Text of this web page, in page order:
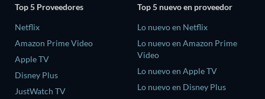
Top 5 Proveedores
Netflix
Amazon Prime Video
Apple TV
Disney Plus
JustWatch TV
Top 5 nuevo en proveedor
Lo nuevo en Netflix
Lo nuevo en Amazon Prime
Video
Lo nuevo en Apple TV
Lo nuevo en Disney Plus